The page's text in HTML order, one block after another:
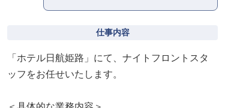
仕事内容
「ホテル日航姫路」にて、ナイトフロントスタ
ッフをお任せいたします。